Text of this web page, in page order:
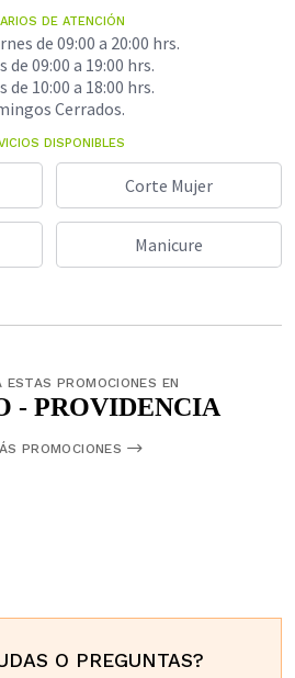
DE ATENCIÓN
de 09:00 a 20:00 hrs.
de 09:00 a 19:00 hrs.
de 10:00 a 18:00 hrs.
Cerrados.
DISPONIBLES
Corte Mujer
Manicure
ESTAS PROMOCIONES EN
- PROVIDENCIA
PROMOCIONES
O PREGUNTAS?